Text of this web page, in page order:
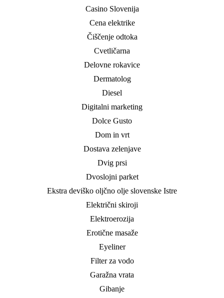
Casino Slovenija
Cena elektrike
Čiščenje odtoka
Cvetličarna
Delovne rokavice
Dermatolog
Diesel
Digitalni marketing
Dolce Gusto
Dom in vrt
Dostava zelenjave
Dvig prsi
Dvoslojni parket
Ekstra deviško oljčno olje slovenske Istre
Električni skiroji
Elektroerozija
Erotične masaže
Eyeliner
Filter za vodo
Garažna vrata
Gibanje